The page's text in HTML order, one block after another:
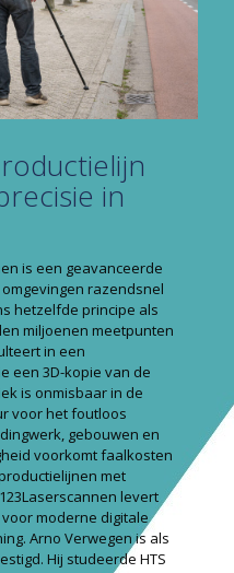
in
is een geavanceerde
razendsnel
hetzelfde principe als
miljoenen meetpunten
in een
een 3D-kopie van de
is onmisbaar in de
voor het foutloos
gebouwen en
voorkomt faalkosten
met
levert
moderne digitale
Arno Verwegen is als
Hij studeerde HTS